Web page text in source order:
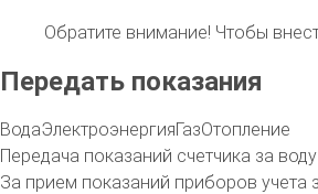
Обратите внимание! Чтобы
Передать показания
ВодаЭлектроэнергияГазОтопление
Передача показаний счетчика за воду
За прием показаний приборов учета